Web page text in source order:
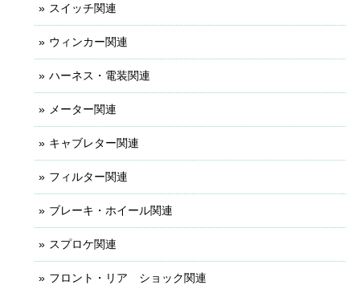
スイッチ関連
ウィンカー関連
ハーネス・電装関連
メーター関連
キャブレター関連
フィルター関連
ブレーキ・ホイール関連
スプロケ関連
フロント・リア ショック関連